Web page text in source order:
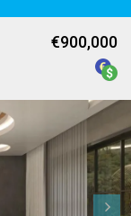
€900,000